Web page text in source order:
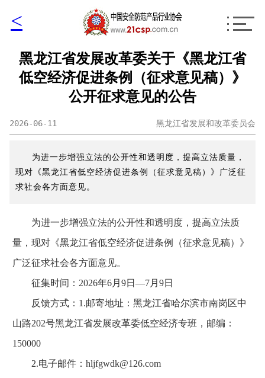
<
黑龙江省发展改革委关于《黑龙江省
低空经济促进条例（征求意见稿）》
公开征求意见的公告
2026-06-11 黑龙江省发展和改革委员会
为进一步增强立法的公开性和透明度，提高立法质量，
现对《黑龙江省低空经济促进条例（征求意见稿）》广泛征
求社会各方面意见。
为进一步增强立法的公开性和透明度，提高立法质
量，现对《黑龙江省低空经济促进条例（征求意见稿）》
广泛征求社会各方面意见。
征集时间：2026年6月9日—7月9日
反馈方式：1.邮寄地址：黑龙江省哈尔滨市南岗区中
山路202号黑龙江省发展改革委低空经济专班，邮编：
150000
2.电子邮件：hljfgwdk@126.com